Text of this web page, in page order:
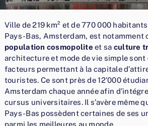
Ville de 219 km² et de 770 000
Pays-Bas, Amsterdam, est notamment
population cosmopolite et sa culture
architecture et mode de vie simple sont
facteurs permettant à la capitale
touristes. Ce sont près de 12’000
Amsterdam chaque année afin
cursus universitaires. Il s’avère même
Pays-Bas possèdent certaines de ses